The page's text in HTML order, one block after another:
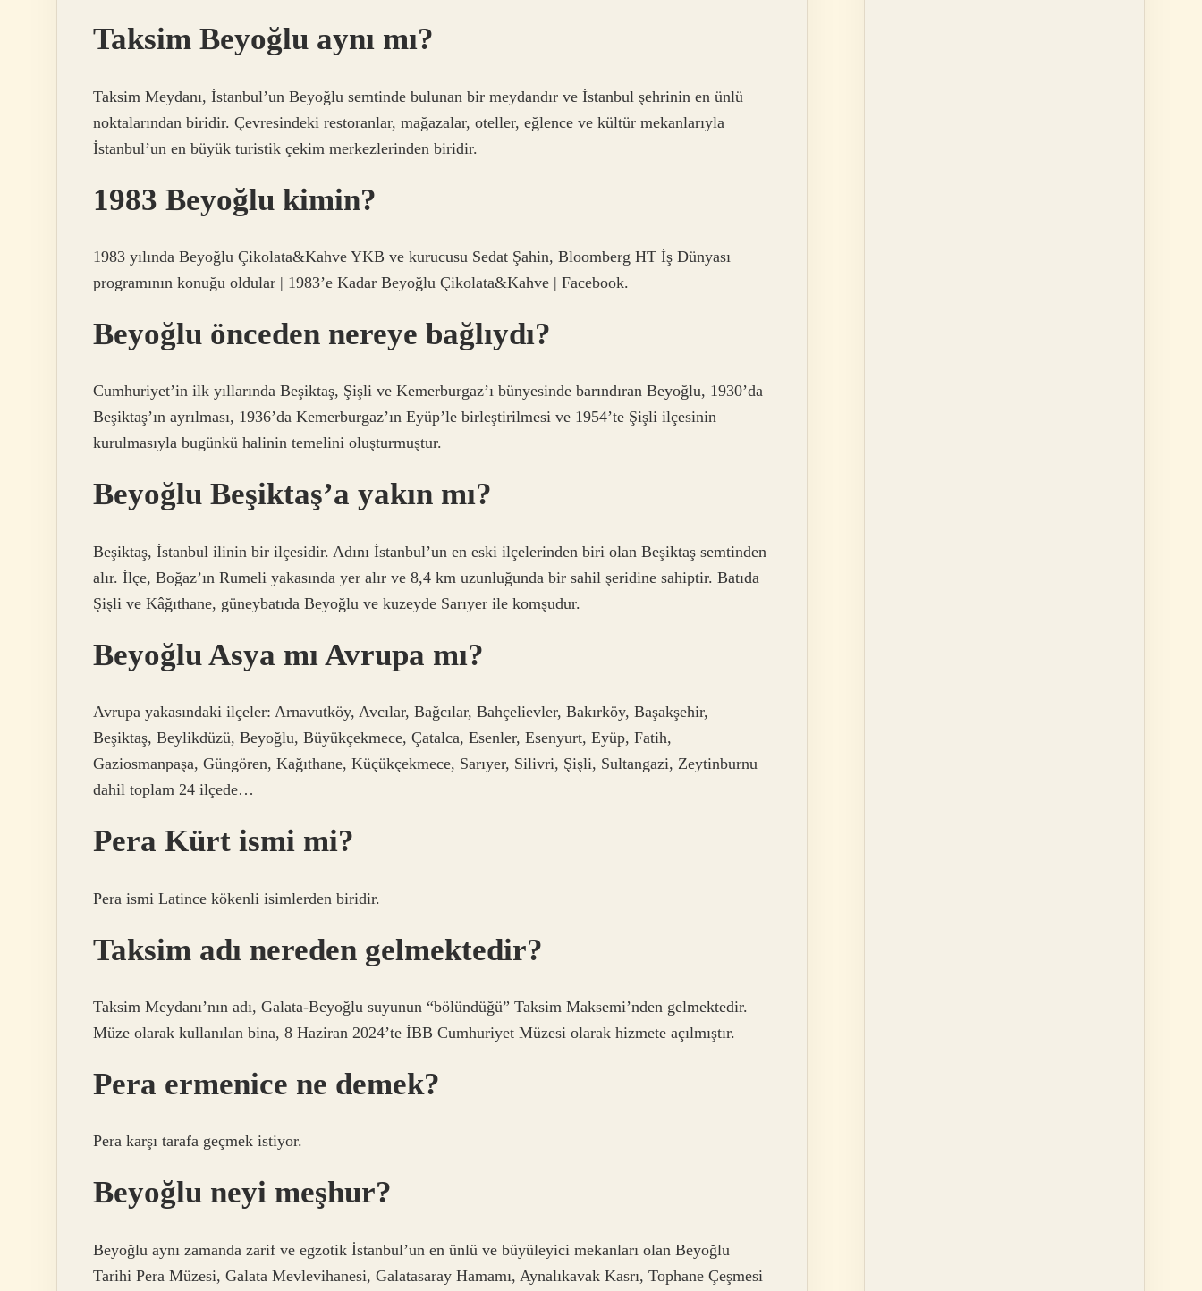
Taksim Beyoğlu aynı mı?
Taksim Meydanı, İstanbul’un Beyoğlu semtinde bulunan bir meydandır ve İstanbul şehrinin en ünlü
noktalarından biridir. Çevresindeki restoranlar, mağazalar, oteller, eğlence ve kültür mekanlarıyla
İstanbul’un en büyük turistik çekim merkezlerinden biridir.
1983 Beyoğlu kimin?
1983 yılında Beyoğlu Çikolata&Kahve YKB ve kurucusu Sedat Şahin, Bloomberg HT İş Dünyası
programının konuğu oldular | 1983’e Kadar Beyoğlu Çikolata&Kahve | Facebook.
Beyoğlu önceden nereye bağlıydı?
Cumhuriyet’in ilk yıllarında Beşiktaş, Şişli ve Kemerburgaz’ı bünyesinde barındıran Beyoğlu, 1930’da
Beşiktaş’ın ayrılması, 1936’da Kemerburgaz’ın Eyüp’le birleştirilmesi ve 1954’te Şişli ilçesinin
kurulmasıyla bugünkü halinin temelini oluşturmuştur.
Beyoğlu Beşiktaş’a yakın mı?
Beşiktaş, İstanbul ilinin bir ilçesidir. Adını İstanbul’un en eski ilçelerinden biri olan Beşiktaş semtinden
alır. İlçe, Boğaz’ın Rumeli yakasında yer alır ve 8,4 km uzunluğunda bir sahil şeridine sahiptir. Batıda
Şişli ve Kâğıthane, güneybatıda Beyoğlu ve kuzeyde Sarıyer ile komşudur.
Beyoğlu Asya mı Avrupa mı?
Avrupa yakasındaki ilçeler: Arnavutköy, Avcılar, Bağcılar, Bahçelievler, Bakırköy, Başakşehir,
Beşiktaş, Beylikdüzü, Beyoğlu, Büyükçekmece, Çatalca, Esenler, Esenyurt, Eyüp, Fatih,
Gaziosmanpaşa, Güngören, Kağıthane, Küçükçekmece, Sarıyer, Silivri, Şişli, Sultangazi, Zeytinburnu
dahil toplam 24 ilçede…
Pera Kürt ismi mi?
Pera ismi Latince kökenli isimlerden biridir.
Taksim adı nereden gelmektedir?
Taksim Meydanı’nın adı, Galata-Beyoğlu suyunun “bölündüğü” Taksim Maksemi’nden gelmektedir.
Müze olarak kullanılan bina, 8 Haziran 2024’te İBB Cumhuriyet Müzesi olarak hizmete açılmıştır.
Pera ermenice ne demek?
Pera karşı tarafa geçmek istiyor.
Beyoğlu neyi meşhur?
Beyoğlu aynı zamanda zarif ve egzotik İstanbul’un en ünlü ve büyüleyici mekanları olan Beyoğlu
Tarihi Pera Müzesi, Galata Mevlevihanesi, Galatasaray Hamamı, Aynalıkavak Kasrı, Tophane Çeşmesi